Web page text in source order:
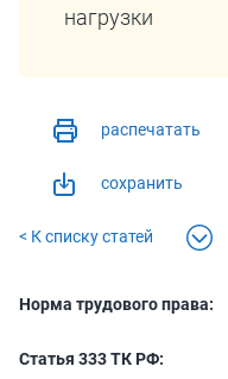
нагрузки
распечатать
сохранить
< К списку статей
Норма трудового права:
Статья 333 ТК РФ: